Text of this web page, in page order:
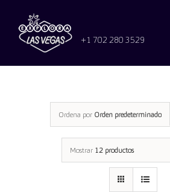
contenido
+1 702 280 3529
Ordena por Orden predeterminado
Mostrar 12 productos